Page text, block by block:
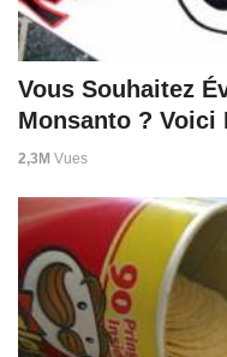
Vous Souhaitez
Monsanto ? Voici
2,3M Vues